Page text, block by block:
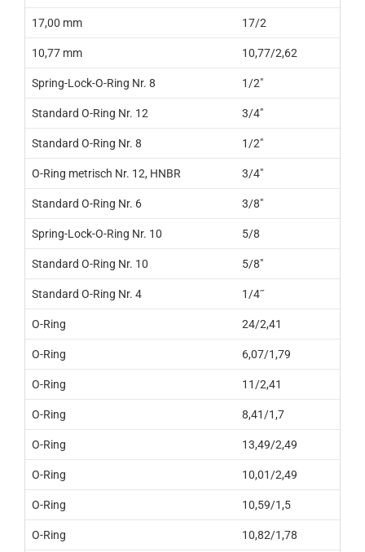
17,00 mm 17/2
10,77 mm 10,77/2,62
Spring-Lock-O-Ring Nr. 8 1/2"
Standard O-Ring Nr. 12 3/4"
Standard O-Ring Nr. 8 1/2"
O-Ring metrisch Nr. 12, HNBR 3/4"
Standard O-Ring Nr. 6 3/8"
Spring-Lock-O-Ring Nr. 10 5/8
Standard O-Ring Nr. 10 5/8"
Standard O-Ring Nr. 4 1/4˝
O-Ring 24/2,41
O-Ring 6,07/1,79
O-Ring 11/2,41
O-Ring 8,41/1,7
O-Ring 13,49/2,49
O-Ring 10,01/2,49
O-Ring 10,59/1,5
O-Ring 10,82/1,78